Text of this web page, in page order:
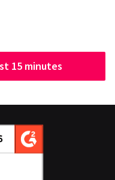
15 minutes